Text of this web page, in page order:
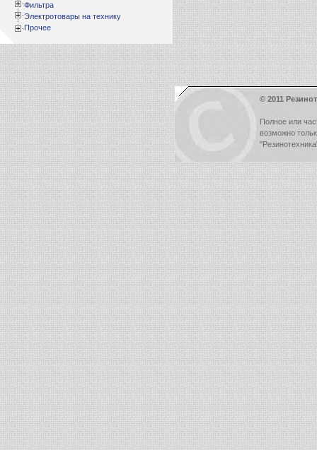
Фильтра
Электротовары на технику
Прочее
© 2011
Полное или
возможно